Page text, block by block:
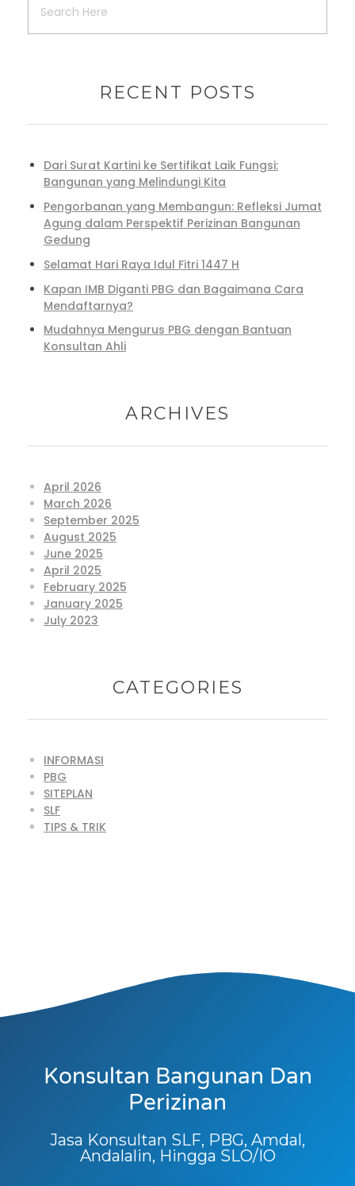
RECENT POSTS
Dari Surat Kartini ke Sertifikat Laik Fungsi:
Bangunan yang Melindungi Kita
Pengorbanan yang Membangun: Refleksi Jumat
Agung dalam Perspektif Perizinan Bangunan
Gedung
Selamat Hari Raya Idul Fitri 1447 H
Kapan IMB Diganti PBG dan Bagaimana Cara
Mendaftarnya?
Mudahnya Mengurus PBG dengan Bantuan
Konsultan Ahli
ARCHIVES
April 2026
March 2026
September 2025
August 2025
June 2025
April 2025
February 2025
January 2025
July 2023
CATEGORIES
INFORMASI
PBG
SITEPLAN
SLF
TIPS & TRIK
Konsultan Bangunan Dan
Perizinan
Jasa Konsultan SLF, PBG, Amdal,
Andalalin, Hingga SLO/IO